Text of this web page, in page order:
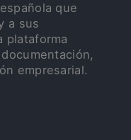
que
a sus
plataforma
empresarial.